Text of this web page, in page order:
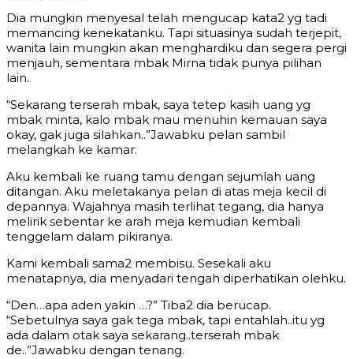
Dia mungkin menyesal telah mengucap kata2 yg tadi
memancing kenekatanku. Tapi situasinya sudah terjepit,
wanita lain mungkin akan menghardiku dan segera pergi
menjauh, sementara mbak Mirna tidak punya pilihan
lain.
“Sekarang terserah mbak, saya tetep kasih uang yg
mbak minta, kalo mbak mau menuhin kemauan saya
okay, gak juga silahkan..”Jawabku pelan sambil
melangkah ke kamar.
Aku kembali ke ruang tamu dengan sejumlah uang
ditangan. Aku meletakanya pelan di atas meja kecil di
depannya. Wajahnya masih terlihat tegang, dia hanya
melirik sebentar ke arah meja kemudian kembali
tenggelam dalam pikiranya.
Kami kembali sama2 membisu. Sesekali aku
menatapnya, dia menyadari tengah diperhatikan olehku.
“Den…apa aden yakin …?” Tiba2 dia berucap.
“Sebetulnya saya gak tega mbak, tapi entahlah..itu yg
ada dalam otak saya sekarang..terserah mbak
de..”Jawabku dengan tenang.